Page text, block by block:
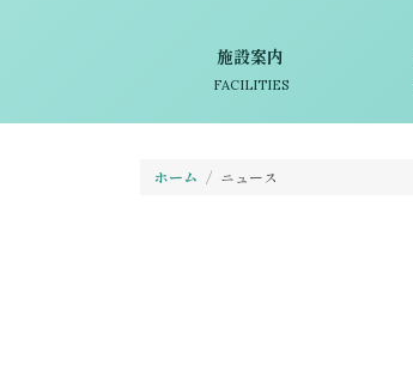
施設案内
FACILITIES
ホーム ニュース